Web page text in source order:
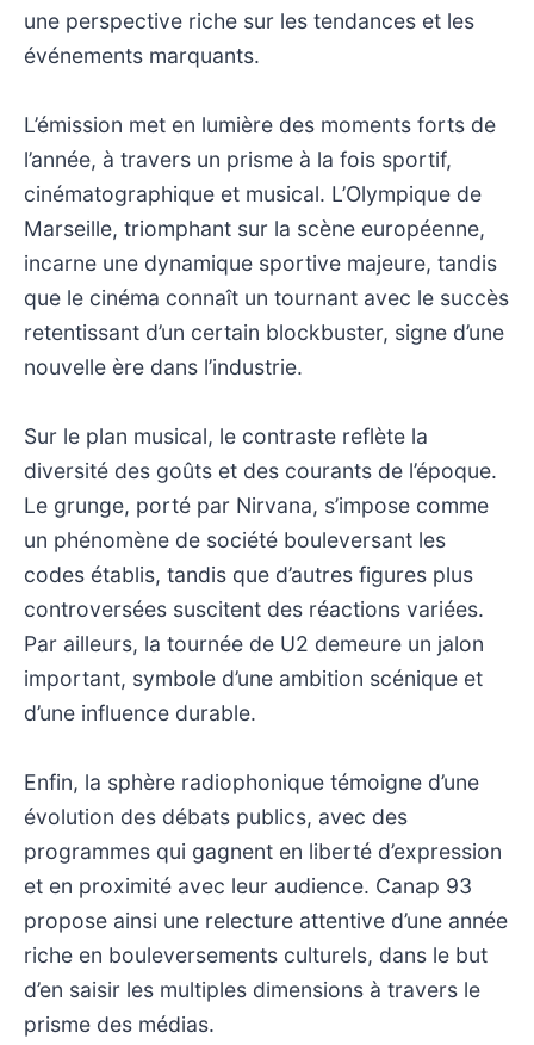
une perspective riche sur les tendances et les
événements marquants.
L’émission met en lumière des moments forts de
l’année, à travers un prisme à la fois sportif,
cinématographique et musical. L’Olympique de
Marseille, triomphant sur la scène européenne,
incarne une dynamique sportive majeure, tandis
que le cinéma connaît un tournant avec le succès
retentissant d’un certain blockbuster, signe d’une
nouvelle ère dans l’industrie.
Sur le plan musical, le contraste reflète la
diversité des goûts et des courants de l’époque.
Le grunge, porté par Nirvana, s’impose comme
un phénomène de société bouleversant les
codes établis, tandis que d’autres figures plus
controversées suscitent des réactions variées.
Par ailleurs, la tournée de U2 demeure un jalon
important, symbole d’une ambition scénique et
d’une influence durable.
Enfin, la sphère radiophonique témoigne d’une
évolution des débats publics, avec des
programmes qui gagnent en liberté d’expression
et en proximité avec leur audience. Canap 93
propose ainsi une relecture attentive d’une année
riche en bouleversements culturels, dans le but
d’en saisir les multiples dimensions à travers le
prisme des médias.